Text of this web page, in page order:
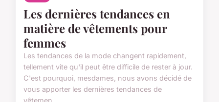
Les dernières tendances en
matière de vêtements pour
femmes
Les tendances de la mode changent rapidement,
tellement vite qu'il peut être difficile de rester à jour.
C'est pourquoi, mesdames, nous avons décidé de
vous apporter les dernières tendances de
vêtemen...